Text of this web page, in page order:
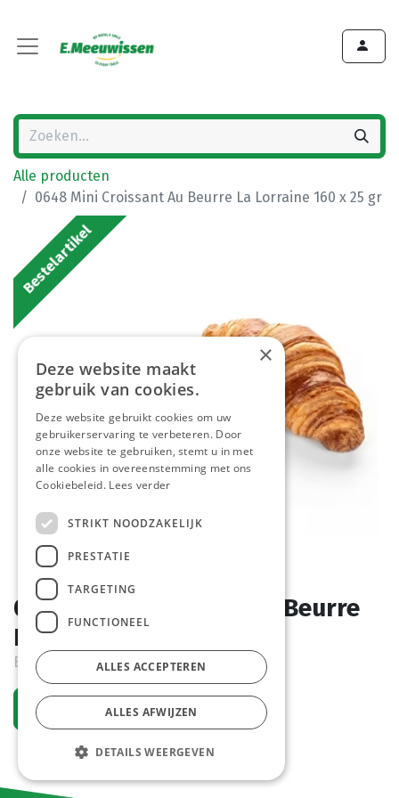
Alle producten
0648 Mini Croissant Au Beurre La Lorraine 160 x 25 gr
Bestelartikel
0648 Mini Croissant Au Beurre
La Lorraine 160 x 25 gr
Bestelartikel
Vraag een account aan
×
Deze website maakt
gebruik van cookies.
Deze website gebruikt cookies om uw
gebruikerservaring te verbeteren. Door
onze website te gebruiken, stemt u in met
alle cookies in overeenstemming met ons
Cookiebeleid. Lees verder
STRIKT NOODZAKELIJK
PRESTATIE
TARGETING
FUNCTIONEEL
ALLES ACCEPTEREN
ALLES AFWIJZEN
DETAILS WEERGEVEN